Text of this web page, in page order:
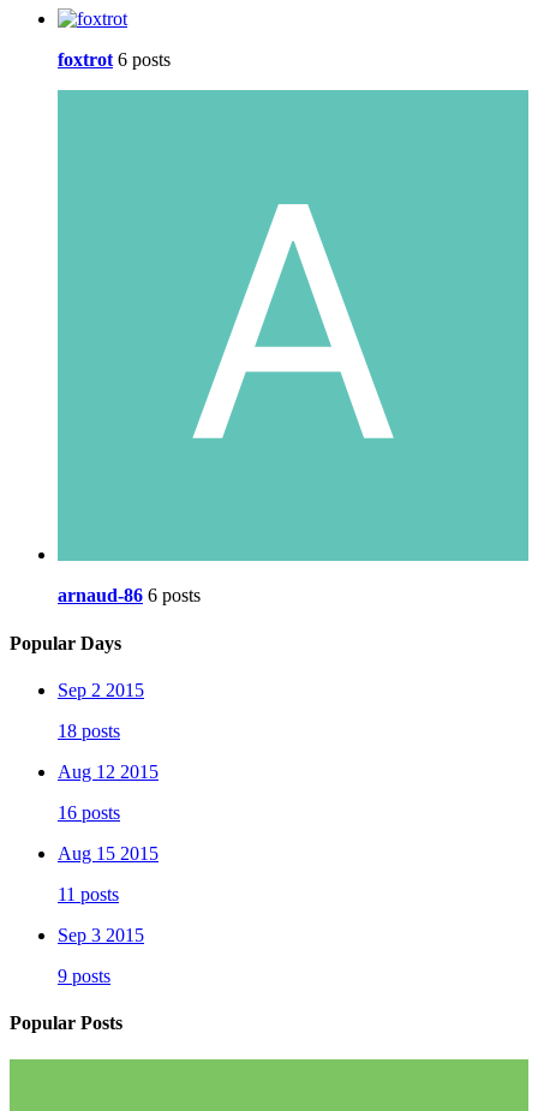
foxtrot 6 posts
arnaud-86 6 posts
Popular Days
Sep 2 2015
18 posts
Aug 12 2015
16 posts
Aug 15 2015
11 posts
Sep 3 2015
9 posts
Popular Posts